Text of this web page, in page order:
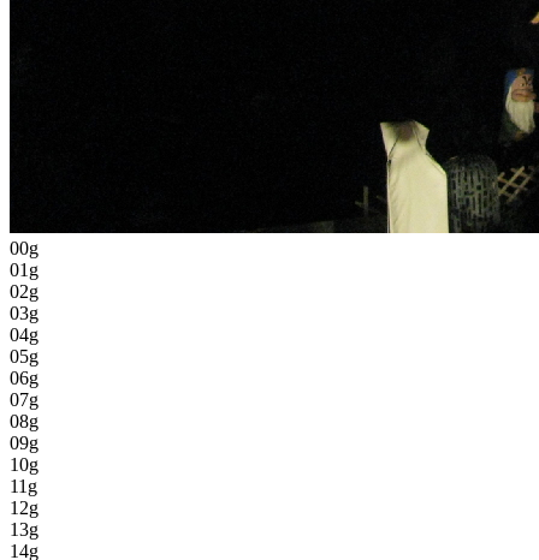
00g
01g
02g
03g
04g
05g
06g
07g
08g
09g
10g
11g
12g
13g
14g